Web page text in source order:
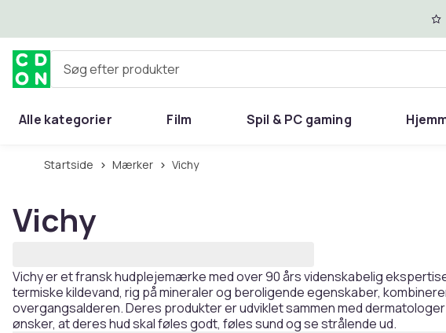
Søg efter produkter
Alle kategorier Film Spil & PC gaming
Hjem & have
Startside Mærker Vichy
Vichy
Vichy er et fransk hudplejemærke med over 90 års videnskabelig
termiske kildevand, rig på mineraler og beroligende egenskaber,
overgangsalderen. Deres produkter er udviklet sammen med
ønsker, at deres hud skal føles godt, føles sund og se strålende ud.